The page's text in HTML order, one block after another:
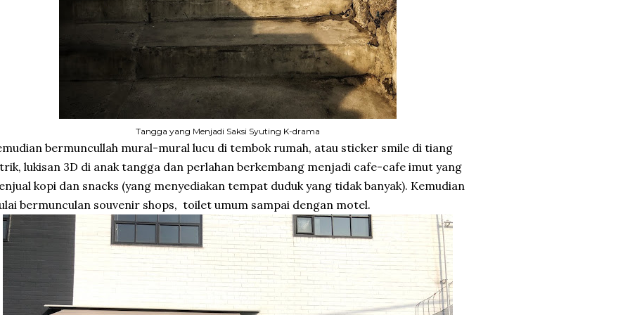
Tangga yang Menjadi Saksi Syuting K-drama
bermuncullah mural-mural lucu di tembok rumah, atau sticker smile di tiang
lukisan 3D di anak tangga dan perlahan berkembang menjadi cafe-cafe imut yang
kopi dan snacks (yang menyediakan tempat duduk yang tidak banyak). Kemudian
bermunculan souvenir shops, toilet umum sampai dengan motel.